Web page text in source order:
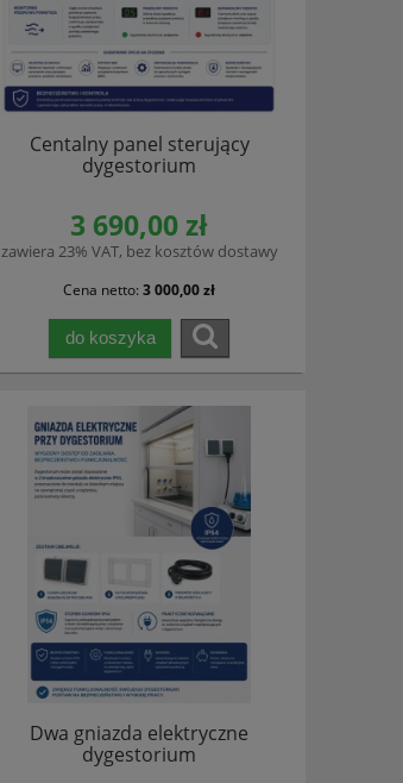
Centalny panel sterujący
dygestorium
3 690,00 zł
zawiera 23% VAT, bez kosztów dostawy
Cena netto: 3 000,00 zł
do koszyka
Dwa gniazda elektryczne
dygestorium